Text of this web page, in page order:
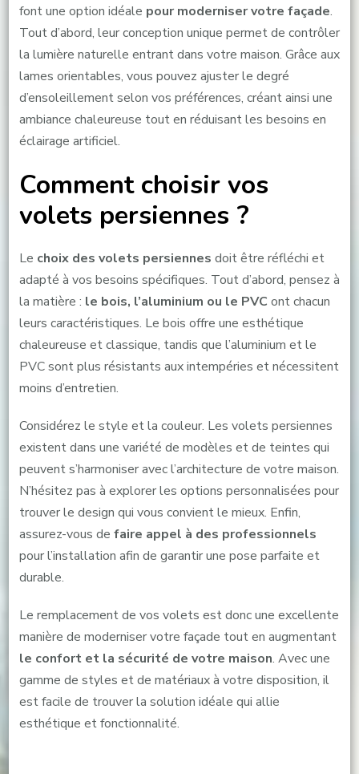
font une option idéale pour moderniser votre façade.
Tout d’abord, leur conception unique permet de contrôler
la lumière naturelle entrant dans votre maison. Grâce aux
lames orientables, vous pouvez ajuster le degré
d’ensoleillement selon vos préférences, créant ainsi une
ambiance chaleureuse tout en réduisant les besoins en
éclairage artificiel.
Comment choisir vos
volets persiennes ?
Le choix des volets persiennes doit être réfléchi et
adapté à vos besoins spécifiques. Tout d’abord, pensez à
la matière : le bois, l’aluminium ou le PVC ont chacun
leurs caractéristiques. Le bois offre une esthétique
chaleureuse et classique, tandis que l’aluminium et le
PVC sont plus résistants aux intempéries et nécessitent
moins d’entretien.
Considérez le style et la couleur. Les volets persiennes
existent dans une variété de modèles et de teintes qui
peuvent s’harmoniser avec l’architecture de votre maison.
N’hésitez pas à explorer les options personnalisées pour
trouver le design qui vous convient le mieux. Enfin,
assurez-vous de faire appel à des professionnels
pour l’installation afin de garantir une pose parfaite et
durable.
Le remplacement de vos volets est donc une excellente
manière de moderniser votre façade tout en augmentant
le confort et la sécurité de votre maison. Avec une
gamme de styles et de matériaux à votre disposition, il
est facile de trouver la solution idéale qui allie
esthétique et fonctionnalité.